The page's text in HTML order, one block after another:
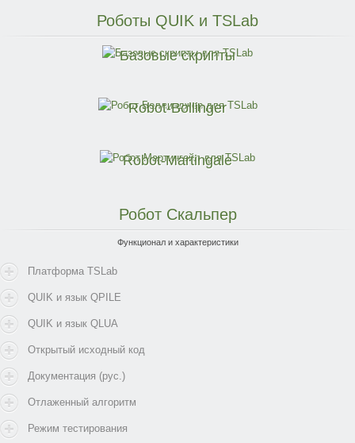
Роботы QUIK и TSLab
Базовые скрипты
Robot-Bollinger
Robot-Martingale
РоботСкальпер
Функционал и характеристики
Платформа TSLab
QUIK и язык QPILE
QUIK и язык QLUA
Открытый исходный код
Документация (рус.)
Отлаженный алгоритм
Режим тестирования